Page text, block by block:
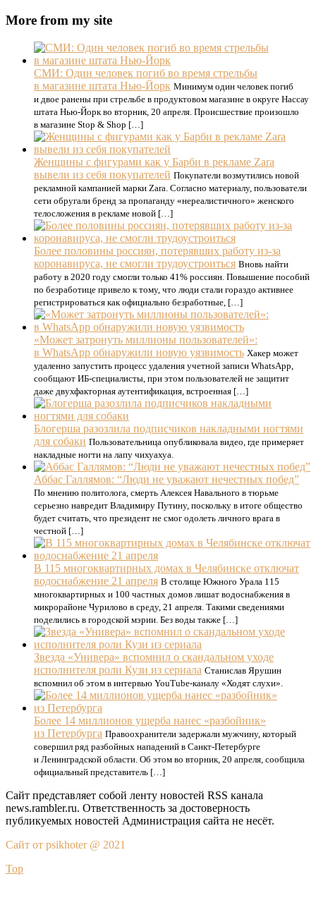
More from my site
СМИ: Один человек погиб во время стрельбы
в магазине штата Нью-Йорк Минимум один человек погиб
и двое ранены при стрельбе в продуктовом магазине в округе Нассау
штата Нью-Йорк во вторник, 20 апреля. Происшествие произошло
в магазине Stop & Shop […]
Женщины с фигурами как у Барби в рекламе Zara
вывели из себя покупателей Покупатели возмутились новой
рекламной кампанией марки Zara. Согласно материалу, пользователи
сети обругали бренд за пропаганду «нереалистичного» женского
телосложения в рекламе новой […]
Более половины россиян, потерявших работу из-за
коронавируса, не смогли трудоустроиться Вновь найти
работу в 2020 году смогли только 41% россиян. Повышение пособий
по безработице привело к тому, что люди стали гораздо активнее
регистрироваться как официально безработные, […]
«Может затронуть миллионы пользователей»:
в WhatsApp обнаружили новую уязвимость Хакер может
удаленно запустить процесс удаления учетной записи WhatsApp,
сообщают ИБ-специалисты, при этом пользователей не защитит
даже двухфакторная аутентификация, встроенная […]
Блогерша разозлила подписчиков накладными ногтями
для собаки Пользовательница опубликовала видео, где примеряет
накладные ногти на лапу чихуахуа.
Аббас Галлямов: “Люди не уважают нечестных побед”
По мнению политолога, смерть Алексея Навального в тюрьме
серьезно навредит Владимиру Путину, поскольку в итоге общество
будет считать, что президент не смог одолеть личного врага в
честной […]
В 115 многоквартирных домах в Челябинске отключат
водоснабжение 21 апреля В столице Южного Урала 115
многоквартирных и 100 частных домов лишат водоснабжения в
микрорайоне Чурилово в среду, 21 апреля. Такими сведениями
поделились в городской мэрии. Без воды также […]
Звезда «Универа» вспомнил о скандальном уходе
исполнителя роли Кузи из сериала Станислав Ярушин
вспомнил об этом в интервью YouTube-каналу «Ходят слухи».
Более 14 миллионов ущерба нанес «разбойник»
из Петербурга Правоохранители задержали мужчину, который
совершил ряд разбойных нападений в Санкт-Петербурге
и Ленинградской области. Об этом во вторник, 20 апреля, сообщила
официальный представитель […]
Сайт представляет собой ленту новостей RSS канала
news.rambler.ru. Ответственность за достоверность
публикуемых новостей Администрация сайта не несёт.
Сайт от psikhoter @ 2021
Top